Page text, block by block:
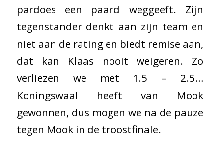
pardoes een paard weggeeft. Zijn
tegenstander denkt aan zijn team en
niet aan de rating en biedt remise aan,
dat kan Klaas nooit weigeren. Zo
verliezen we met 1.5 – 2.5…
Koningswaal heeft van Mook
gewonnen, dus mogen we na de pauze
tegen Mook in de troostfinale.